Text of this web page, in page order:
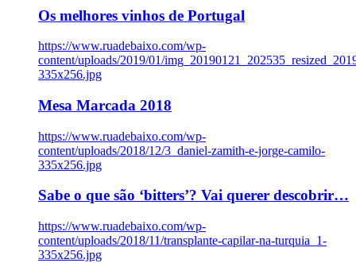
Os melhores vinhos de Portugal
https://www.ruadebaixo.com/wp-
content/uploads/2019/01/
335x256.jpg
Mesa Marcada 2018
https://www.ruadebaixo.com/wp-
content/uploads/2018/12/3_daniel-zamith-e-jorge-camilo-
335x256.jpg
Sabe o que são ‘bitters’? Vai querer descobrir…
https://www.ruadebaixo.com/wp-
content/uploads/2018/11/transplante-capilar-na-turquia_1-
335x256.jpg